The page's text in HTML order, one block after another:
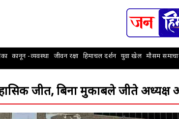
कानून -व्यवस्था जीवन रक्षा हिमाचल दर्शन युवा खेल मौसम
जीत, बिना मुकाबले जीते अध्यक्ष